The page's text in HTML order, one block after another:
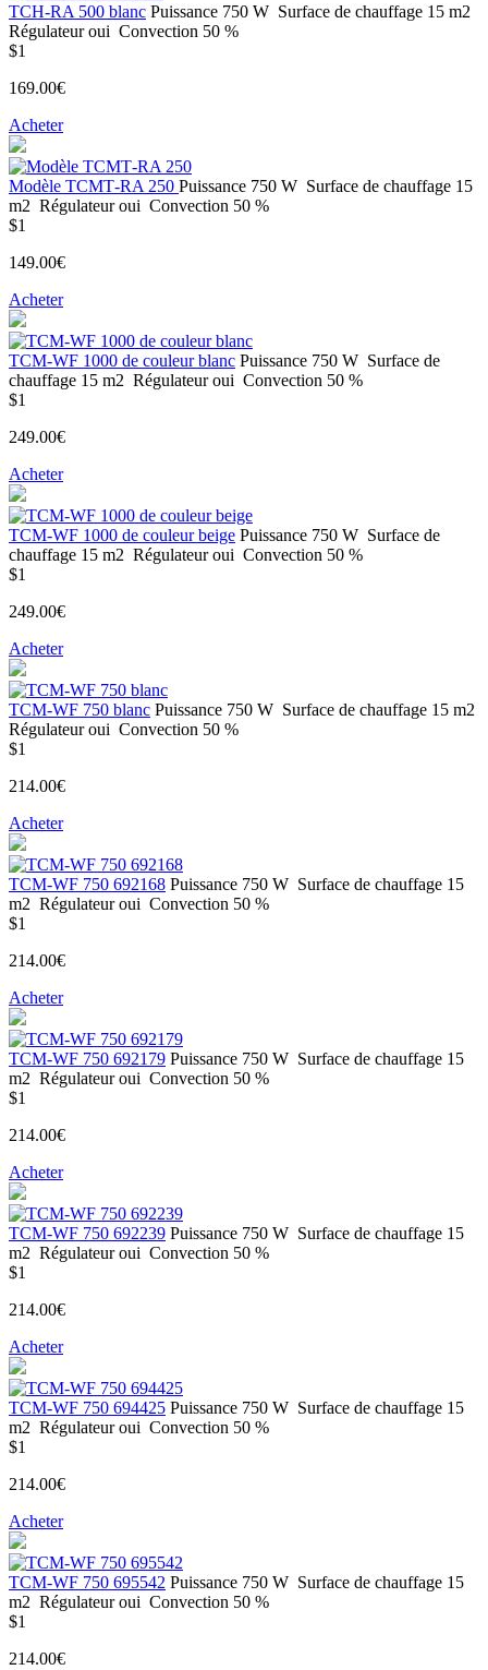
TCH-RA 500 blanc Puissance 750 W Surface de chauffage 15 m2
Régulateur oui Convection 50 %
$1
169.00€
Acheter
Modèle ТСМТ-RA 250 Puissance 750 W Surface de chauffage 15
m2 Régulateur oui Convection 50 %
$1
149.00€
Acheter
ТСМ-WF 1000 de couleur blanc Puissance 750 W Surface de
chauffage 15 m2 Régulateur oui Convection 50 %
$1
249.00€
Acheter
ТСМ-WF 1000 de couleur beige Puissance 750 W Surface de
chauffage 15 m2 Régulateur oui Convection 50 %
$1
249.00€
Acheter
ТСМ-WF 750 blanc Puissance 750 W Surface de chauffage 15 m2
Régulateur oui Convection 50 %
$1
214.00€
Acheter
ТСМ-WF 750 692168 Puissance 750 W Surface de chauffage 15
m2 Régulateur oui Convection 50 %
$1
214.00€
Acheter
ТСМ-WF 750 692179 Puissance 750 W Surface de chauffage 15
m2 Régulateur oui Convection 50 %
$1
214.00€
Acheter
ТСМ-WF 750 692239 Puissance 750 W Surface de chauffage 15
m2 Régulateur oui Convection 50 %
$1
214.00€
Acheter
ТСМ-WF 750 694425 Puissance 750 W Surface de chauffage 15
m2 Régulateur oui Convection 50 %
$1
214.00€
Acheter
ТСМ-WF 750 695542 Puissance 750 W Surface de chauffage 15
m2 Régulateur oui Convection 50 %
$1
214.00€